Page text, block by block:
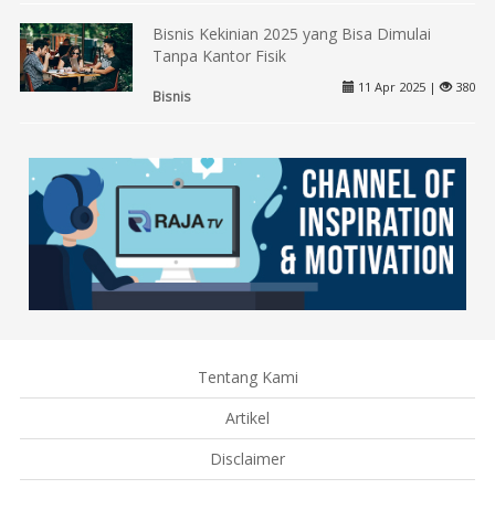
Bisnis Kekinian 2025 yang Bisa Dimulai
Tanpa Kantor Fisik
Bisnis
11 Apr 2025 | 380
Tentang Kami
Artikel
Disclaimer